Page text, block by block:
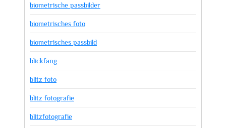
biometrische passbilder
biometrisches foto
biometrisches passbild
blickfang
blitz foto
blitz fotografie
blitzfotografie